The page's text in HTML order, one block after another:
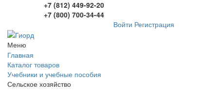
+7 (812) 449-92-20
+7 (800) 700-34-44
Войти Регистрация
Меню
Главная
Каталог товаров
Учебники и учебные пособия
Сельское хозяйство